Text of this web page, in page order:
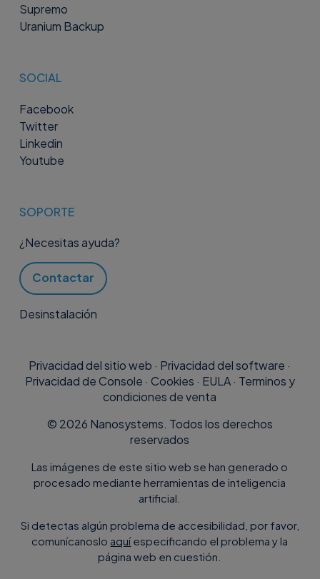
Supremo
Uranium Backup
SOCIAL
Facebook
Twitter
Linkedin
Youtube
SOPORTE
¿Necesitas ayuda?
Contactar
Desinstalación
Privacidad del sitio web · Privacidad del software ·
Privacidad de Console · Cookies · EULA· Terminos y
condiciones de venta
© 2026 Nanosystems. Todos los derechos
reservados
Las imágenes de este sitio web se han generado o
procesado mediante herramientas de inteligencia
artificial.
Si detectas algún problema de accesibilidad, por favor,
comunícanoslo aquíespecificando el problema y la
página web en cuestión.